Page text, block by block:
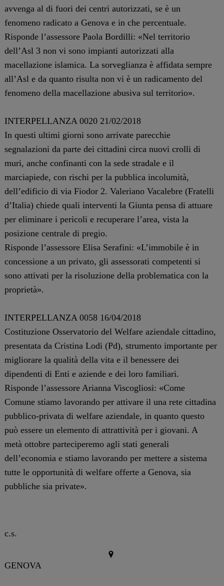
avvenga al di fuori dei centri autorizzati, se è un
fenomeno radicato a Genova e in che percentuale.
Risponde l’assessore Paola Bordilli: «Nel territorio
dell’Asl 3 non vi sono impianti autorizzati alla
macellazione islamica. La sorveglianza è affidata sempre
all’Asl e da quanto risulta non vi è un radicamento del
fenomeno della macellazione abusiva sul territorio».
INTERPELLANZA 0020 21/02/2018
In questi ultimi giorni sono arrivate parecchie
segnalazioni da parte dei cittadini circa nuovi crolli di
muri, anche confinanti con la sede stradale e il
marciapiede, con rischi per la pubblica incolumità,
dell’edificio di via Fiodor 2. Valeriano Vacalebre (Fratelli
d’Italia) chiede quali interventi la Giunta pensa di attuare
per eliminare i pericoli e recuperare l’area, vista la
posizione centrale di pregio.
Risponde l’assessore Elisa Serafini: «L’immobile è in
concessione a un privato, gli assessorati competenti si
sono attivati per la risoluzione della problematica con la
proprietà».
INTERPELLANZA 0058 16/04/2018
Costituzione Osservatorio del Welfare aziendale cittadino,
presentata da Cristina Lodi (Pd), strumento importante per
migliorare la qualità della vita e il benessere dei
dipendenti di Enti e aziende e dei loro familiari.
Risponde l’assessore Arianna Viscogliosi: «Come
Comune stiamo lavorando per attivare il una rete cittadina
pubblico-privata di welfare aziendale, in quanto questo
può essere un elemento di attrattività per i giovani. A
metà ottobre parteciperemo agli stati generali
dell’economia e stiamo lavorando per mettere a sistema
tutte le opportunità di welfare offerte a Genova, sia
pubbliche sia private».
c.s.
GENOVA